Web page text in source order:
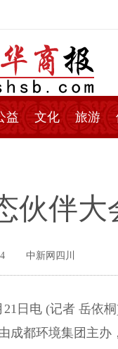
益 文化 旅游
伙伴
中新网四川
电 (记者 岳依桐)
成都环境集团主